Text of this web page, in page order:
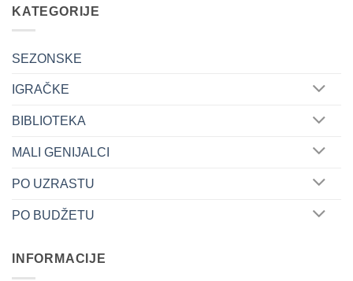
KATEGORIJE
SEZONSKE
IGRAČKE
BIBLIOTEKA
MALI GENIJALCI
PO UZRASTU
PO BUDŽETU
INFORMACIJE